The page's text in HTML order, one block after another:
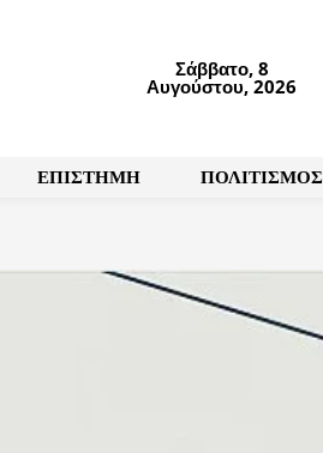
Σάββατο, 8
Αυγούστου, 2026
ΕΠΙΣΤΗΜΗ ΠΟΛΙΤΙΣΜΟΣ